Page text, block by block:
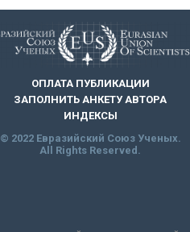
ОПЛАТА ПУБЛИКАЦИИ
ЗАПОЛНИТЬ АНКЕТУ АВТОРА
ИНДЕКСЫ
© 2022 Евразийский Союз Ученых.
All Rights Reserved.